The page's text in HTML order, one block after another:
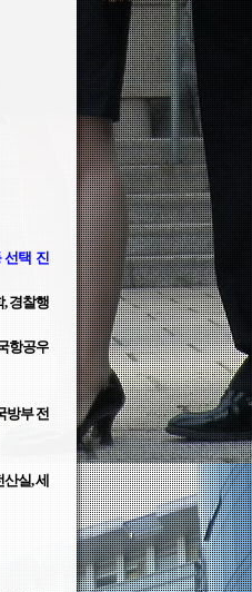
선택 진
경찰행
항공우
방부 전
실, 세